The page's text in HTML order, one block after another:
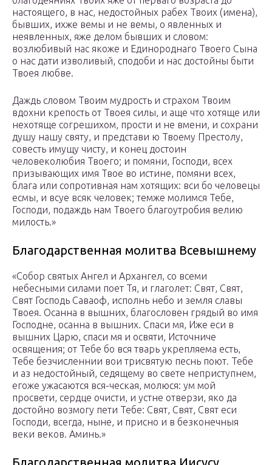
настоящего, в нас, недостойных рабех Твоих (имена),
бывших, ихже вемы и не вемы, о явленных и
неявленных, яже делом бывших и словом:
возлюбивый нас якоже и Единороднаго Твоего Сына
о нас дати изволивый, сподоби и нас достойны быти
Твоея любве.
Даждь словом Твоим мудрость и страхом Твоим
вдохни крепость от Твоея силы, и аще что хотяще или
нехотяще согрешихом, прости и не вмени, и сохрани
душу нашу святу, и представи ю Твоему Престолу,
совесть имущу чисту, и конец достоин
человеколюбия Твоего; и помяни, Господи, всех
призывающих имя Твое во истине, помяни всех,
блага или сопротивная нам хотящих: вси бо человецы
есмы, и всуе всяк человек; темже молимся Тебе,
Господи, подаждь нам Твоего благоутробия велию
милость.»
Благодарственная молитва Всевышнему
«Собор святых Ангел и Архангел, со всеми
небесными силами поет Тя, и глаголет: Свят, Свят,
Свят Господь Саваоф, исполнь небо и земля славы
Твоея. Осанна в вышних, благословен грядый во имя
Господне, осанна в вышних. Спаси мя, Иже еси в
вышних Царю, спаси мя и освяти, Источниче
освящения; от Тебе бо вся тварь укрепляема есть,
Тебе безчисленнии вои трисвятую песнь поют. Тебе
и аз недостойный, седящему во свете неприступнем,
егоже ужасаются вся-ческая, молюся: ум мой
просвети, сердце очисти, и устне отверзи, яко да
достойно возмогу пети Тебе: Свят, Свят, Свят еси
Господи, всегда, ныне, и присно и в безконечныя
веки веков. Аминь.»